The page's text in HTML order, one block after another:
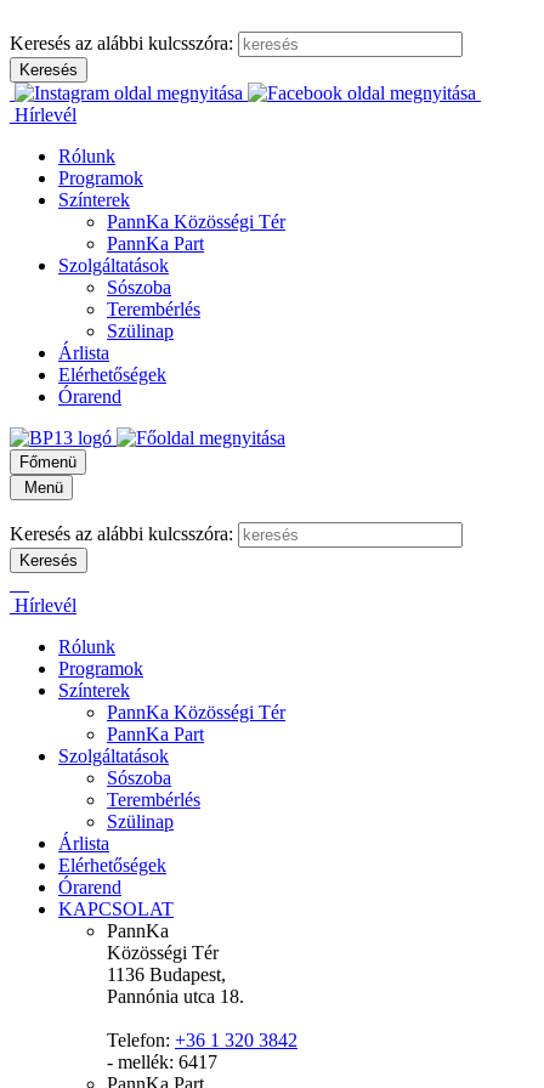
Keresés az alábbi kulcsszóra:
Hírlevél
Rólunk
Programok
Színterek
PannKa Közösségi Tér
PannKa Part
Szolgáltatások
Sószoba
Terembérlés
Szülinap
Árlista
Elérhetőségek
Órarend
Főmenü
Menü
Keresés az alábbi kulcsszóra:
Hírlevél
Rólunk
Programok
Színterek
PannKa Közösségi Tér
PannKa Part
Szolgáltatások
Sószoba
Terembérlés
Szülinap
Árlista
Elérhetőségek
Órarend
KAPCSOLAT
PannKa
Közösségi Tér
1136 Budapest,
Pannónia utca 18.
Telefon: +36 1 320 3842
- mellék: 6417
PannKa Part